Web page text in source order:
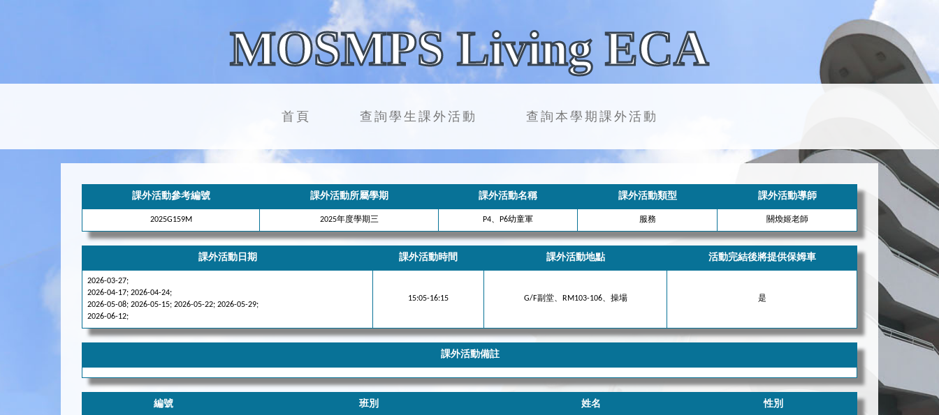
MOSMPS Living ECA
首頁 查詢學生課外活動 查詢本學期課外活動
課外活動參考編號 課外活動所屬學期 課外活動名稱 課外活動類型 課外活動導師
2025G159M 2025年度學期三 P4、P6幼童軍 服務 關煥姬老師
課外活動日期 課外活動時間 課外活動地點 活動完結後將提供保姆車
2026-03-27;
2026-04-17; 2026-04-24;
2026-05-08; 2026-05-15; 2026-05-22; 2026-05-29;
2026-06-12;
15:05-16:15 G/F副堂、RM103-106、操場 是
課外活動備註
編號 班別 姓名 性別